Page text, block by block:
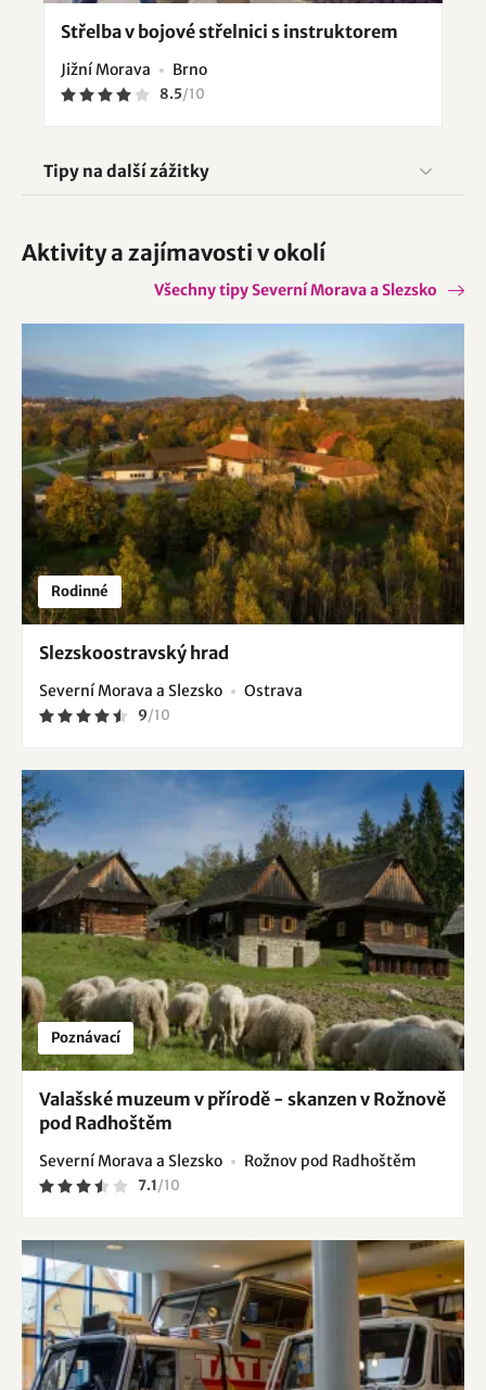
Střelba v bojové střelnici s instruktorem
Jižní Morava Brno
8.5/10
Tipy na další zážitky
Aktivity a zajímavosti v okolí
Všechny tipy Severní Morava a Slezsko
Rodinné
Slezskoostravský hrad
Severní Morava a Slezsko Ostrava
9/10
Poznávací
Valašské muzeum v přírodě - skanzen v Rožnově
pod Radhoštěm
Severní Morava a Slezsko Rožnov pod Radhoštěm
7.1/10